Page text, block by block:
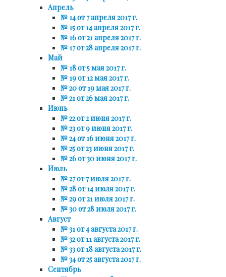
Апрель
№ 14 от 7 апреля 2017 г.
№ 15 от 14 апреля 2017 г.
№ 16 от 21 апреля 2017 г.
№ 17 от 28 апреля 2017 г.
Май
№ 18 от 5 мая 2017 г.
№ 19 от 12 мая 2017 г.
№ 20 от 19 мая 2017 г.
№ 21 от 26 мая 2017 г.
Июнь
№ 22 от 2 июня 2017 г.
№ 23 от 9 июня 2017 г.
№ 24 от 16 июня 2017 г.
№ 25 от 23 июня 2017 г.
№ 26 от 30 июня 2017 г.
Июль
№ 27 от 7 июля 2017 г.
№ 28 от 14 июля 2017 г.
№ 29 от 21 июля 2017 г.
№ 30 от 28 июля 2017 г.
Август
№ 31 от 4 августа 2017 г.
№ 32 от 11 августа 2017 г.
№ 33 от 18 августа 2017 г.
№ 34 от 25 августа 2017 г.
Сентябрь